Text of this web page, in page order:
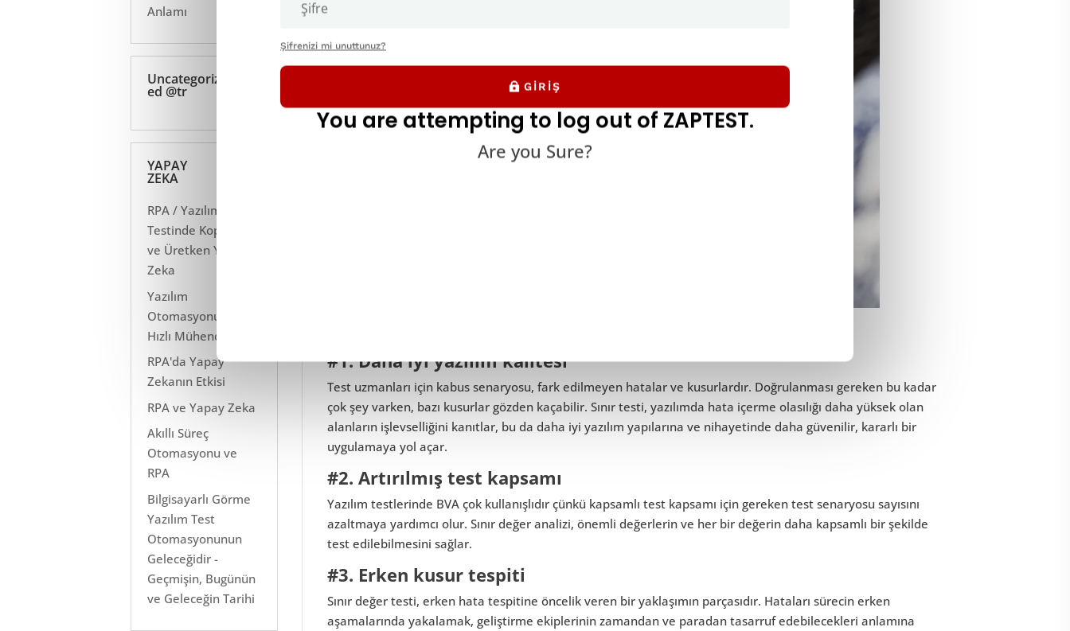
#1. Daha iyi yazılım kalitesi
Test uzmanları için kabus senaryosu, fark edilmeyen hatalar ve kusurlardır. Doğrulanması gereken bu kadar
çok şey varken, bazı kusurlar gözden kaçabilir. Sınır testi, yazılımda hata içerme olasılığı daha yüksek olan
alanların işlevselliğini kanıtlar, bu da daha iyi yazılım yapılarına ve nihayetinde daha güvenilir, kararlı bir
uygulamaya yol açar.
#2. Artırılmış test kapsamı
Yazılım testlerinde BVA çok kullanışlıdır çünkü kapsamlı test kapsamı için gereken test senaryosu sayısını
azaltmaya yardımcı olur. Sınır değer analizi, önemli değerlerin ve her bir değerin daha kapsamlı bir şekilde
test edilebilmesini sağlar.
#3. Erken kusur tespiti
Sınır değer testi, erken hata tespitine öncelik veren bir yaklaşımın parçasıdır. Hataları sürecin erken
aşamalarında yakalamak, geliştirme ekiplerinin zamandan ve paradan tasarruf edebilecekleri anlamına
Anlamı
Uncategoriz
ed @tr
YAPAY
ZEKA
RPA / Yazılım
Testinde Kopilotlar
ve Üretken Yapay
Zeka
Yazılım
Otomasyonunda
Hızlı Mühendislik
RPA'da Yapay
Zekanın Etkisi
RPA ve Yapay Zeka
Akıllı Süreç
Otomasyonu ve
RPA
Bilgisayarlı Görme
Yazılım Test
Otomasyonunun
Geleceğidir -
Geçmişin, Bugünün
ve Geleceğin Tarihi
Şifrenizi mi unuttunuz?
GIRIŞ
You are attempting to log out of ZAPTEST.
Are you Sure?